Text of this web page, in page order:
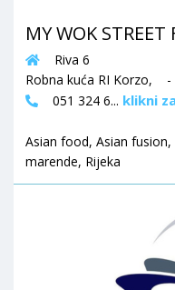
MY WOK STREET
Riva 6
Robna kuća RI Korzo,
051 324 6... klikni
Asian food, Asian
marende, Rijeka